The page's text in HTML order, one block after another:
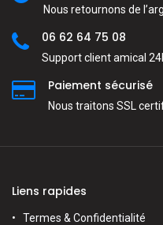
Nous retournons de
06 62 64 75 08
Support client amical
Paiement sécurisé
Nous traitons SSL
Liens rapides
Termes & Confidentialité